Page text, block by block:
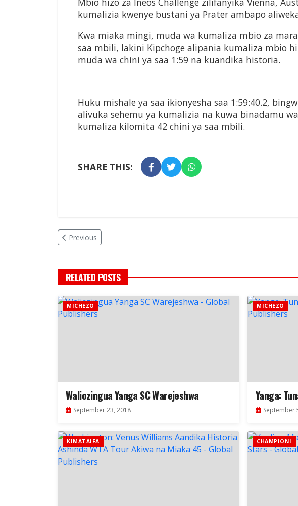
kumalizia kwenye bustani ya Prater ambapo
Kwa miaka mingi, muda wa kumaliza mbio za
saa mbili, lakini Kipchoge alipania kumaliza mbio
muda wa chini ya saa 1:59 na kuandika historia.
Huku mishale ya saa ikionyesha saa 1:59:40.2,
alivuka sehemu ya kumalizia na kuwa binadamu
kumaliza kilomita 42 chini ya saa mbili.
SHARE THIS:
Previous
RELATED POSTS
MICHEZO
Waliozingua Yanga SC Warejeshwa
September 23, 2018
MICHEZO
Yanga:
September
KIMATAIFA CHAMPIONI